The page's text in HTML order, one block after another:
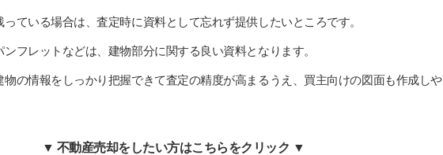
ている場合は、査定時に資料として忘れず提供したいところです。
ンフレットなどは、建物部分に関する良い資料となります。
物の情報をしっかり把握できて査定の精度が高まるうえ、買主向けの図面も作成しや
▼ 不動産売却をしたい方はこちらをクリック ▼